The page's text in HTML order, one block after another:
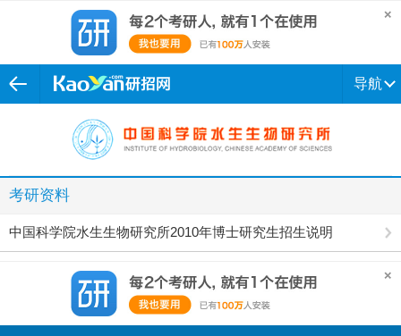
导航
考研资料
中国科学院水生生物研究所2010年博士研究生招生说明